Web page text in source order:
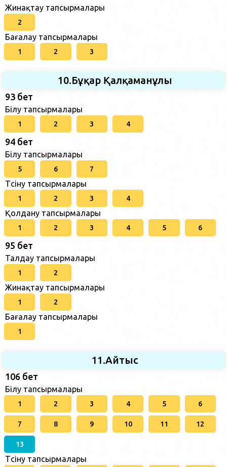
Жинақтау тапсырмалары
2
Бағалау тапсырмалары
1 2 3
10.Бұқар Қалқаманұлы
93 бет
Білу тапсырмалары
1 2 3 4
94 бет
Білу тапсырмалары
5 6 7
Түсіну тапсырмалары
1 2 3 4
Қолдану тапсырмалары
1 2 3 4 5 6
95 бет
Талдау тапсырмалары
1 2
Жинақтау тапсырмалары
1 2
Бағалау тапсырмалары
1
11.Айтыс
106 бет
Білу тапсырмалары
1 2 3 4 5 6
7 8 9 10 11 12
13
Түсіну тапсырмалары